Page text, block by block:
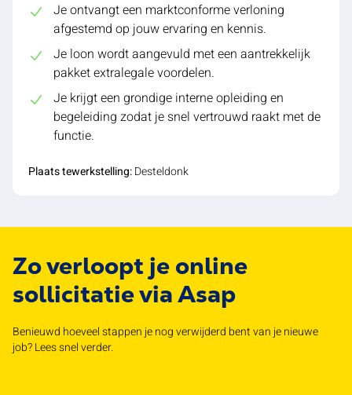
Je ontvangt een marktconforme verloning
afgestemd op jouw ervaring en kennis.
Je loon wordt aangevuld met een aantrekkelijk
pakket extralegale voordelen.
Je krijgt een grondige interne opleiding en
begeleiding zodat je snel vertrouwd raakt met de
functie.
Plaats tewerkstelling:Desteldonk
Zo verloopt je online
sollicitatie via Asap
Benieuwd hoeveel stappen je nog verwijderd bent van je nieuwe
job? Lees snel verder.